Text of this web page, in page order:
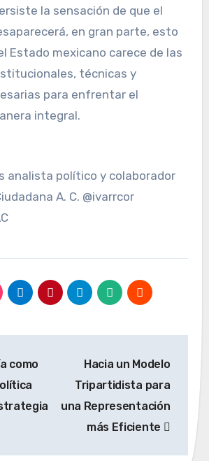
la sensación de que el
en gran parte, esto
Estado mexicano carece de las
técnicas y
para enfrentar el
integral.
analista político y colaborador
A. C. @ivarrcor
como
Hacia un Modelo
Tripartidista para
una Representación
más Eficiente